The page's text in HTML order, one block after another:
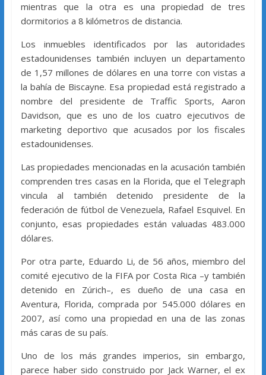
mientras que la otra es una propiedad de tres
dormitorios a 8 kilómetros de distancia.
Los inmuebles identificados por las autoridades
estadounidenses también incluyen un departamento
de 1,57 millones de dólares en una torre con vistas a
la bahía de Biscayne. Esa propiedad está registrado a
nombre del presidente de Traffic Sports, Aaron
Davidson, que es uno de los cuatro ejecutivos de
marketing deportivo que acusados por los fiscales
estadounidenses.
Las propiedades mencionadas en la acusación también
comprenden tres casas en la Florida, que el Telegraph
vincula al también detenido presidente de la
federación de fútbol de Venezuela, Rafael Esquivel. En
conjunto, esas propiedades están valuadas 483.000
dólares.
Por otra parte, Eduardo Li, de 56 años, miembro del
comité ejecutivo de la FIFA por Costa Rica –y también
detenido en Zúrich–, es dueño de una casa en
Aventura, Florida, comprada por 545.000 dólares en
2007, así como una propiedad en una de las zonas
más caras de su país.
Uno de los más grandes imperios, sin embargo,
parece haber sido construido por Jack Warner, el ex